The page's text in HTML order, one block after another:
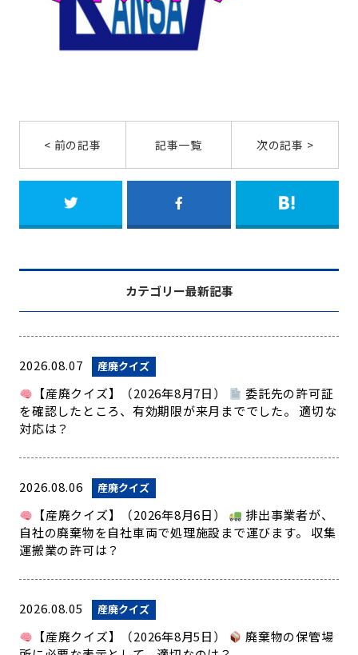
< 前の記事 記事一覧 次の記事 >
カテゴリー最新記事
2026.08.07 産廃クイズ
【産廃クイズ】（2026年8月7日）
委託先の許可証
を確認したところ、有効期限が来月まででした。 適切な
対応は？
2026.08.06 産廃クイズ
【産廃クイズ】（2026年8月6日）
排出事業者が、
自社の廃棄物を自社車両で処理施設まで運びます。 収集
運搬業の許可は？
2026.08.05 産廃クイズ
【産廃クイズ】（2026年8月5日）
廃棄物の保管場